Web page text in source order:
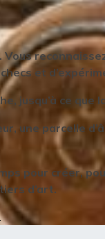
et
jusqu’à ce
une parcelle
pour créer,
d’art.